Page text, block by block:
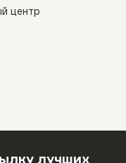
центр
лучших